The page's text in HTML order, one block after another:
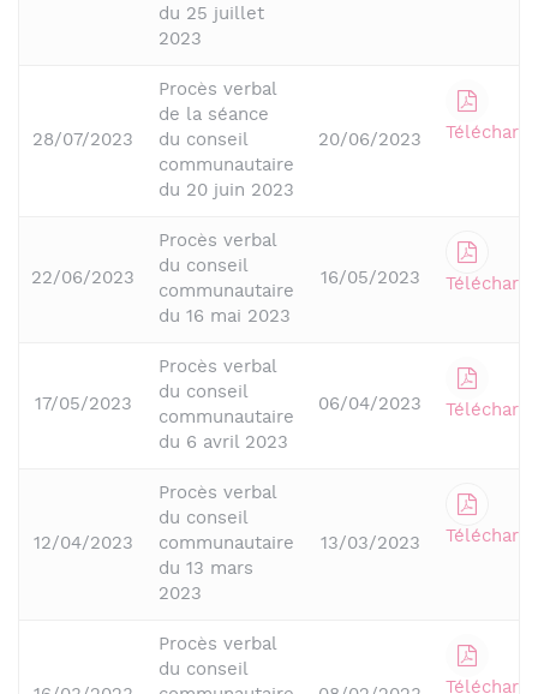
du 25 juillet
2023
28/07/2023
Procès verbal
de la séance
du conseil
communautaire
du 20 juin 2023
20/06/2023
22/06/2023
Procès verbal
du conseil
communautaire
du 16 mai 2023
16/05/2023
17/05/2023
Procès verbal
du conseil
communautaire
du 6 avril 2023
06/04/2023
12/04/2023
Procès verbal
du conseil
communautaire
du 13 mars
2023
13/03/2023
Procès verbal
du conseil